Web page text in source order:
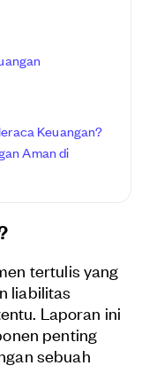
Keuangan?
Aman di
tertulis yang
liabilitas
Laporan ini
penting
sebuah